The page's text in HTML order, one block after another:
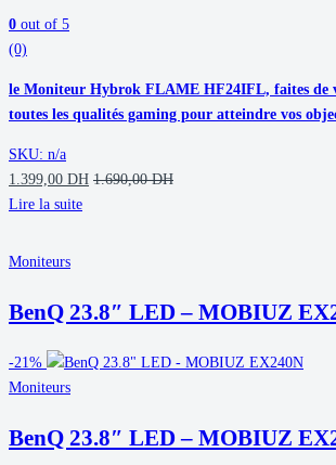
0 out of 5
(0)
le Moniteur Hybrok FLAME HF24IFL, faites de
toutes les qualités gaming pour atteindre vos
SKU: n/a
1.399,00 DH 1.690,00DH
Lire la suite
Moniteurs
BenQ 23.8″ LED – MOBIUZ
-21%
Moniteurs
BenQ 23.8″ LED – MOBIUZ